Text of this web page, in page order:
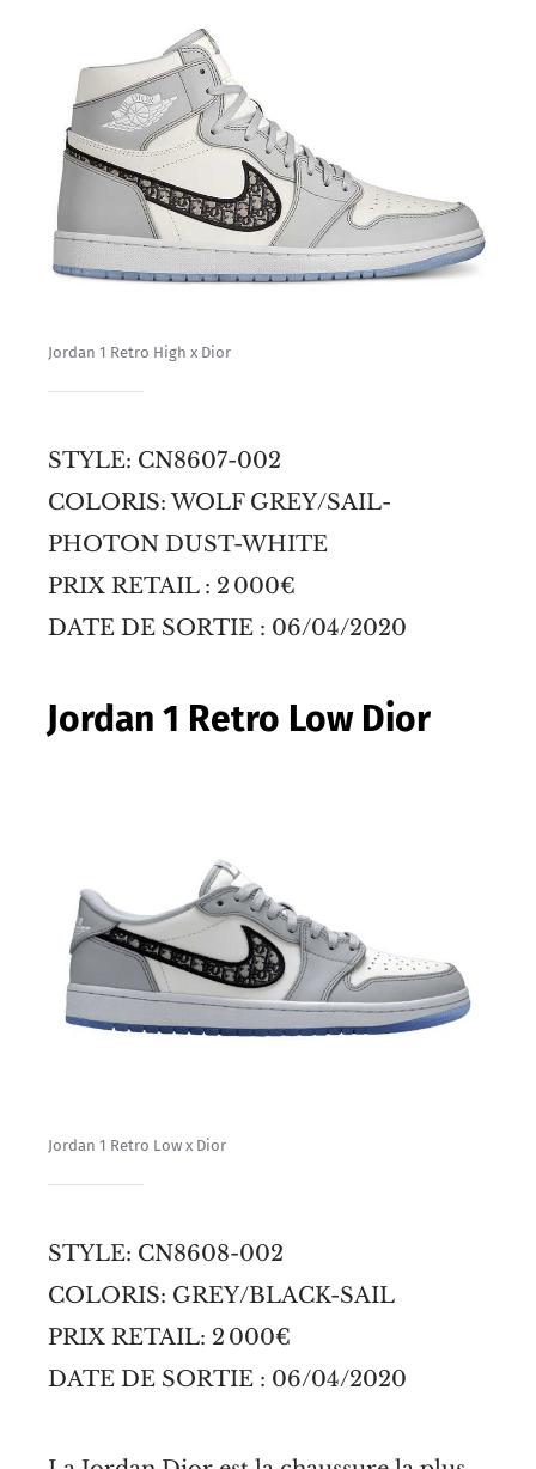
Jordan 1 Retro High x Dior
STYLE: CN8607-002
COLORIS: WOLF GREY/SAIL-
PHOTON DUST-WHITE
PRIX RETAIL : 2 000€
DATE DE SORTIE : 06/04/2020
Jordan 1 Retro Low Dior
Jordan 1 Retro Low x Dior
STYLE: CN8608-002
COLORIS: GREY/BLACK-SAIL
PRIX RETAIL: 2 000€
DATE DE SORTIE : 06/04/2020